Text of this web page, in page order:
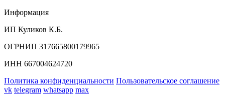
Информация
ИП Куликов К.Б.
ОГРНИП 317665800179965
ИНН 667004624720
Политика конфиденциальности Пользовательское соглашение
vk telegram whatsapp max